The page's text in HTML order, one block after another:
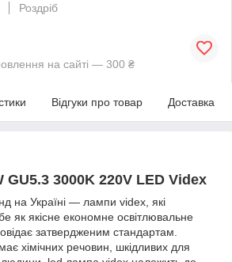
Роздріб
на сайті — 300 ₴
Відгуки про товар Доставка
GU5.3 3000K 220V LED Videx
на Україні — лампи videx, які
як якісне економне освітлювальне
затвердженим стандартам.
хімічних речовин, шкідливих для